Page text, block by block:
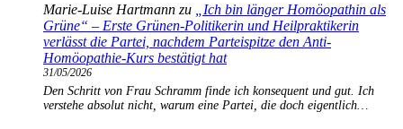
Marie-Luise Hartmann zu
„Ich bin länger Homöopathin als
Grüne“ – Erste Grünen-Politikerin und Heilpraktikerin
verlässt die Partei, nachdem Parteispitze den Anti-
Homöopathie-Kurs bestätigt hat
31/05/2026
Den Schritt von Frau Schramm finde ich konsequent und gut. Ich
verstehe absolut nicht, warum eine Partei, die doch eigentlich…